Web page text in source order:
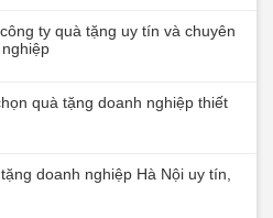
ty quà tặng uy tín và chuyên
quà tặng doanh nghiệp thiết
doanh nghiệp Hà Nội uy tín,